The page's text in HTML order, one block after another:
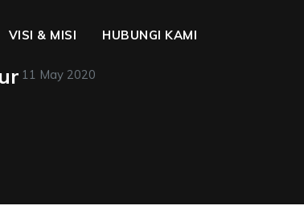
VISI & MISI HUBUNGI KAMI
11 May 2020